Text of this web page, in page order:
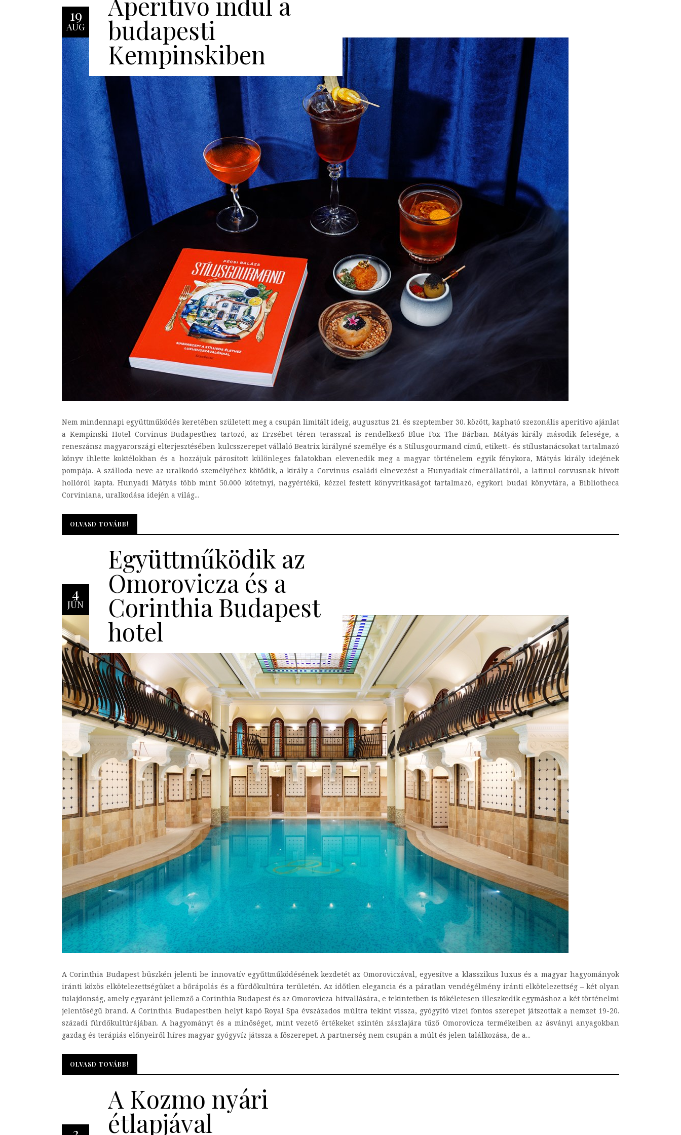
19
AUG budapesti
Kempinskiben
Nem mindennapi együttműködés keretében született meg a csupán limitált ideig, augusztus 21. és szeptember 30. között, kapható szezonális aperitivo ajánlat
a Kempinski Hotel Corvinus Budapesthez tartozó, az Erzsébet téren terasszal is rendelkező Blue Fox The Bárban. Mátyás király második felesége, a
reneszánsz magyarországi elterjesztésében kulcsszerepet vállaló Beatrix királyné személye és a Stílusgourmand című, etikett- és stílustanácsokat tartalmazó
könyv ihlette koktélokban és a hozzájuk párosított különleges falatokban elevenedik meg a magyar történelem egyik fénykora, Mátyás király idejének
pompája. A szálloda neve az uralkodó személyéhez kötődik, a király a Corvinus családi elnevezést a Hunyadiak címerállatáról, a latinul corvusnak hívott
hollóról kapta. Hunyadi Mátyás több mint 50.000 kötetnyi, nagyértékű, kézzel festett könyvritkaságot tartalmazó, egykori budai könyvtára, a Bibliotheca
Corviniana, uralkodása idején a világ...
OLVASD TOVÁBB!
OLVASD TOVÁBB!
4
JÚN
Együttműködik az
Omorovicza és a
Corinthia Budapest
hotel
A Corinthia Budapest büszkén jelenti be innovatív egyűttműködésének kezdetét az Omoroviczával, egyesítve a klasszikus luxus és a magyar hagyományok
iránti közös elkötelezettségüket a bőrápolás és a fürdőkultúra területén. Az időtlen elegancia és a páratlan vendégélmény iránti elkötelezettség – két olyan
tulajdonság, amely egyaránt jellemző a Corinthia Budapest és az Omorovicza hitvallására, e tekintetben is tökéletesen illeszkedik egymáshoz a két történelmi
jelentőségű brand. A Corinthia Budapestben helyt kapó Royal Spa évszázados múltra tekint vissza, gyógyító vizei fontos szerepet játszottak a nemzet 19-20.
századi fürdőkultúrájában. A hagyományt és a minőséget, mint vezető értékeket szintén zászlajára tűző Omorovicza termékeiben az ásványi anyagokban
gazdag és terápiás előnyeiről híres magyar gyógyvíz játssza a főszerepet. A partnerség nem csupán a múlt és jelen találkozása, de a...
OLVASD TOVÁBB!
OLVASD TOVÁBB!
A Kozmo nyári
étlapjával